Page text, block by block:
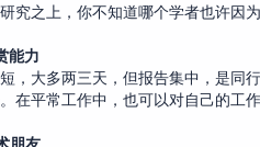
究之上，你不知道哪个学者也许因
能力
，大多两三天，但报告集中，是同
在平常工作中，也可以对自己的工
朋友